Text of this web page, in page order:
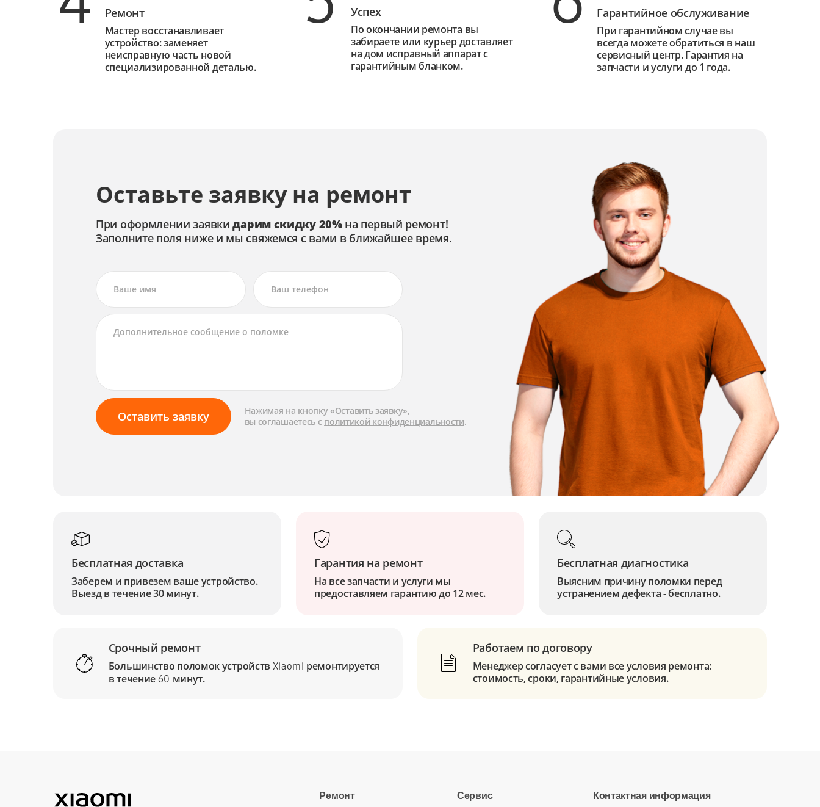
Ремонт
Мастер восстанавливает
устройство: заменяет
неисправную часть новой
специализированной деталью.
Успех
По окончании ремонта вы
забираете или курьер доставляет
на дом исправный аппарат с
гарантийным бланком.
Гарантийное обслуживание
При гарантийном случае вы
всегда можете обратиться в наш
сервисный центр. Гарантия на
запчасти и услуги до 1 года.
Оставьте заявку на ремонт
При оформлении заявкидарим скидку 20%на первый ремонт!
Заполните поля ниже и мы свяжемся с вами в ближайшее время.
Оставить заявку
Нажимая на кнопку «Оставить заявку»,
вы соглашаетесь с политикой конфиденциальности.
Бесплатная доставка
Заберем и привезем ваше устройство.
Выезд в течение 30 минут.
Гарантия на ремонт
На все запчасти и услуги мы
предоставляем гарантию до 12 мес.
Бесплатная диагностика
Выясним причину поломки перед
устранением дефекта - бесплатно.
Срочный ремонт
Большинство поломок устройств Xiaomi ремонтируется
в течение 60 минут.
Работаем по договору
Менеджер согласует с вами все условия ремонта:
стоимость, сроки, гарантийные условия.
Ремонт Сервис Контактная информация